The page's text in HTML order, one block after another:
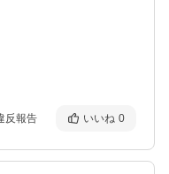
反報告 いいね 0